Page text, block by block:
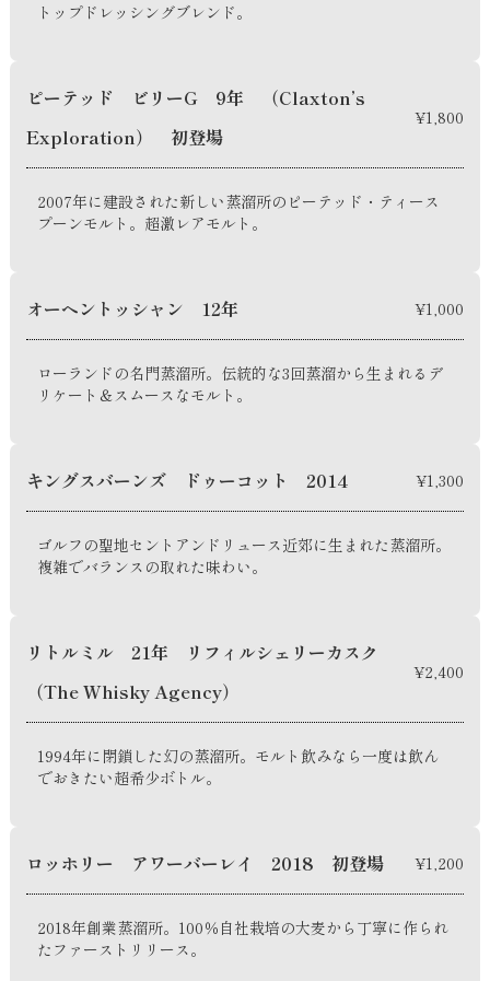
トップドレッシングブレンド。
ピーテッド ビリーG 9年 （Claxton’s
Exploration） 初登場
¥1,800
2007年に建設された新しい蒸溜所のピーテッド・ティース
プーンモルト。超激レアモルト。
オーヘントッシャン 12年 ¥1,000
ローランドの名門蒸溜所。伝統的な3回蒸溜から生まれるデ
リケート＆スムースなモルト。
キングスバーンズ ドゥーコット 2014 ¥1,300
ゴルフの聖地セントアンドリュース近郊に生まれた蒸溜所。
複雑でバランスの取れた味わい。
リトルミル 21年 リフィルシェリーカスク
（The Whisky Agency）
¥2,400
1994年に閉鎖した幻の蒸溜所。モルト飲みなら一度は飲ん
でおきたい超希少ボトル。
ロッホリー アワーバーレイ 2018 初登場 ¥1,200
2018年創業蒸溜所。100％自社栽培の大麦から丁寧に作られ
たファーストリリース。